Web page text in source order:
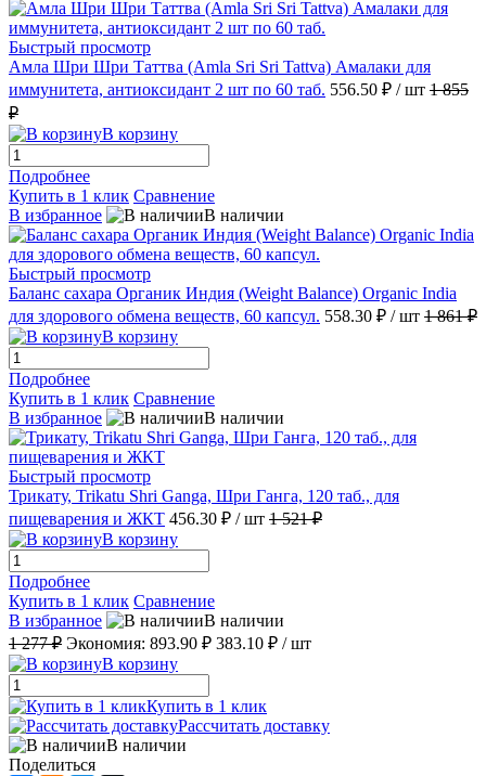
Быстрый просмотр
Амла Шри Шри Таттва (Amla Sri Sri Tattva) Амалаки для
иммунитета, антиоксидант 2 шт по 60 таб. 556.50 ₽ / шт 1 855
₽
В корзину
Подробнее
Купить в 1 клик Сравнение
В избранное
В наличии
Быстрый просмотр
Баланс сахара Органик Индия (Weight Balance) Organic India
для здорового обмена веществ, 60 капсул. 558.30 ₽ / шт 1 861 ₽
В корзину
Подробнее
Купить в 1 клик Сравнение
В избранное
В наличии
Быстрый просмотр
Трикату, Trikatu Shri Ganga, Шри Ганга, 120 таб., для
пищеварения и ЖКТ 456.30 ₽ / шт 1 521 ₽
В корзину
Подробнее
Купить в 1 клик Сравнение
В избранное
В наличии
1 277 ₽ Экономия: 893.90 ₽ 383.10 ₽ / шт
В корзину
Купить в 1 клик
Рассчитать доставку
В наличии
Поделиться